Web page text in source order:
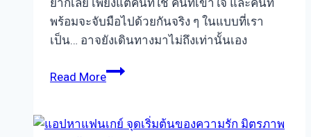
ยากเลย เพียงแต่คนที่ใช่ คนที่เข้าใจ และคนที่
พร้อมจะจับมือไปด้วยกันจริง ๆ ในแบบที่เรา
เป็น… อาจยังเดินทางมาไม่ถึงเท่านั้นเอง
Read Moreเกย์
ไม่